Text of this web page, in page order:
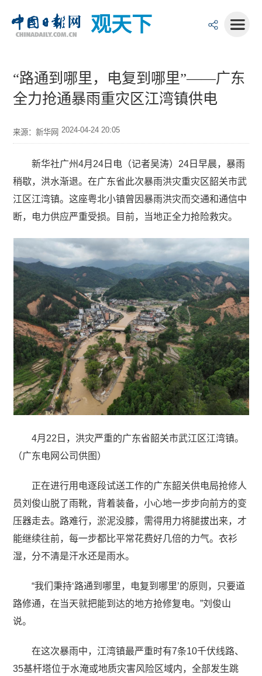
观天下
“路通到哪里，电复到哪里”——广东
全力抢通暴雨重灾区江湾镇供电
来源：新华网 2024-04-24 20:05
新华社广州4月24日电（记者吴涛）24日早晨，暴雨
稍歇，洪水渐退。在广东省此次暴雨洪灾重灾区韶关市武
江区江湾镇。这座粤北小镇曾因暴雨洪灾而交通和通信中
断，电力供应严重受损。目前，当地正全力抢险救灾。
4月22日，洪灾严重的广东省韶关市武江区江湾镇。
（广东电网公司供图）
正在进行用电逐段试送工作的广东韶关供电局抢修人
员刘俊山脱了雨靴，背着装备，小心地一步步向前方的变
压器走去。路难行，淤泥没膝，需得用力将腿拔出来，才
能继续往前，每一步都比平常花费好几倍的力气。衣衫
湿，分不清是汗水还是雨水。
“我们秉持‘路通到哪里，电复到哪里’的原则，只要道
路修通，在当天就把能到达的地方抢修复电。”刘俊山
说。
在这次暴雨中，江湾镇最严重时有7条10千伏线路、
35基杆塔位于水淹或地质灾害风险区域内，全部发生跳